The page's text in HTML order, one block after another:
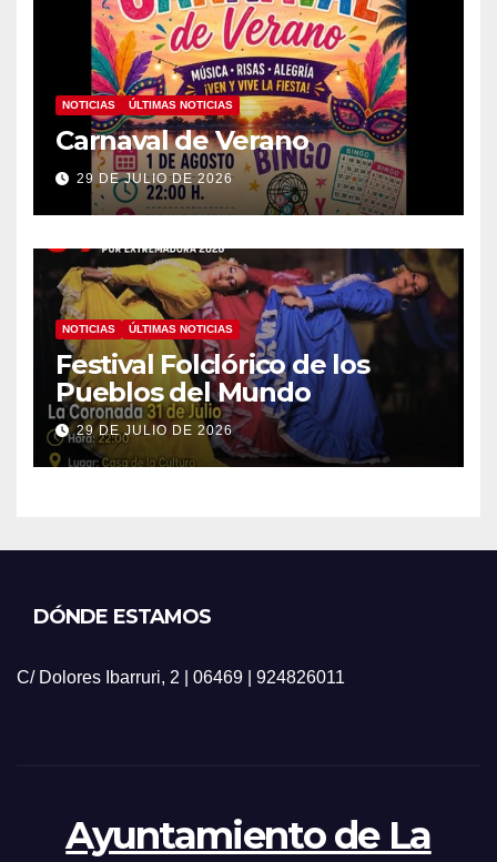
NOTICIAS ÚLTIMAS NOTICIAS
Carnaval de Verano
29 DE JULIO DE 2026
NOTICIAS ÚLTIMAS NOTICIAS
Festival Folclórico de los
Pueblos del Mundo
29 DE JULIO DE 2026
DÓNDE ESTAMOS
C/ Dolores Ibarruri, 2 | 06469 | 924826011
Ayuntamiento de La